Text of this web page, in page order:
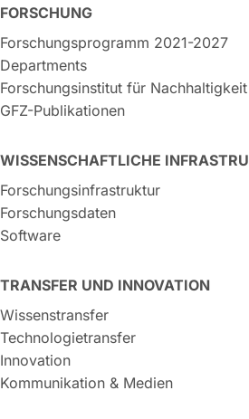
FORSCHUNG
Forschungsprogramm 2021-2027
Departments
Forschungsinstitut für Nachhaltigkeit
GFZ-Publikationen
WISSENSCHAFTLICHE
Forschungsinfrastruktur
Forschungsdaten
Software
TRANSFER UND INNOVATION
Wissenstransfer
Technologietransfer
Innovation
Kommunikation & Medien